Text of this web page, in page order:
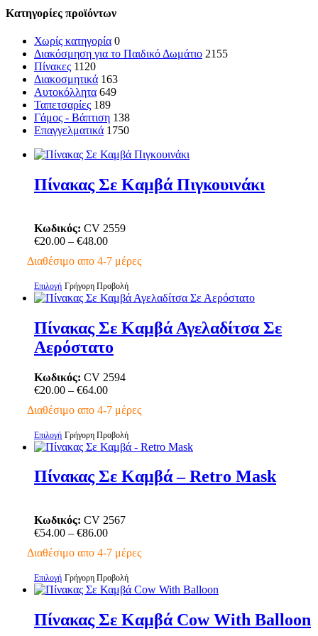
Κατηγορίες προϊόντων
Χωρίς κατηγορία 0
Διακόσμηση για το Παιδικό Δωμάτιο 2155
Πίνακες 1120
Διακοσμητικά 163
Αυτοκόλλητα 649
Ταπετσαρίες 189
Γάμος - Βάπτιση 138
Επαγγελματικά 1750
Πίνακας Σε Καμβά Πιγκουινάκι
Κωδικός: CV 2559
€20.00 – €48.00Price
€20.00
€48.00
Διαθέσιμο απο 4-7 μέρες
Επιλογή Αυτό
το
πολλαπλές
παραλλαγές.
επιλογές
μπορούν
επιλεγούν
σελίδα
του
Γρήγορη Προβολή
Πίνακας Σε Καμβά Αγελαδίτσα Σε
Αερόστατο
Κωδικός: CV 2594
€20.00 – €64.00Price
€20.00
€64.00
Διαθέσιμο απο 4-7 μέρες
Επιλογή Αυτό
το
έχει
πολλαπλές
επιλογές
μπορούν
να
επιλεγούν
στη
σελίδα
προϊόντος
Γρήγορη Προβολή
Πίνακας Σε Καμβά – Retro Mask
Κωδικός: CV 2567
€54.00 – €86.00Price
€54.00
€86.00
Διαθέσιμο απο 4-7 μέρες
Επιλογή Αυτό
το
πολλαπλές
Γρήγορη Προβολή
Πίνακας Σε Καμβά Cow With Balloon